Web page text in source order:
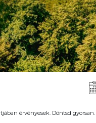
érvényesek. Döntsd